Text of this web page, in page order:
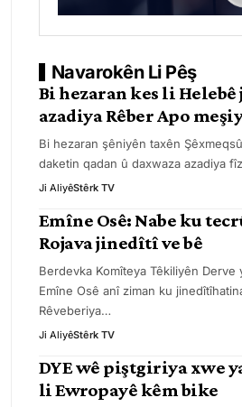
Navarokên Li Pêş
Bi hezaran kes li Helebê
azadiya Rêber Apo
Bi hezaran şêniyên taxên
daketin qadan û daxwaza azadiya
Ji AliyêStêrk TV
Emîne Osê: Nabe ku
Rojava jinedîtî ve bê
Berdevka Komîteya Têkiliyên Derve
Emîne Osê anî ziman ku
Rêveberiya…
Ji AliyêStêrk TV
DYE wê piştgiriya xwe
li Ewropayê kêm bike